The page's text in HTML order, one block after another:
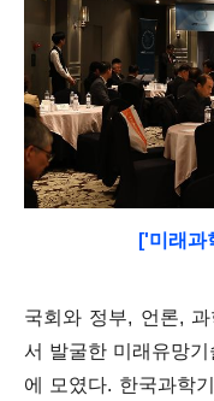
['미래과
국회와 정부, 언론,
서 발굴한 미래유망
에 모였다. 한국과학